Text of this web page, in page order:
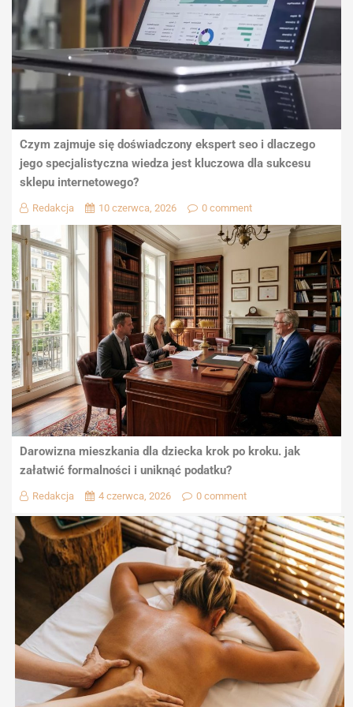
Czym zajmuje się doświadczony ekspert seo i dlaczego
jego specjalistyczna wiedza jest kluczowa dla sukcesu
sklepu internetowego?
Redakcja 10 czerwca, 2026 0 comment
Darowizna mieszkania dla dziecka krok po kroku. jak
załatwić formalności i uniknąć podatku?
Redakcja 4 czerwca, 2026 0 comment